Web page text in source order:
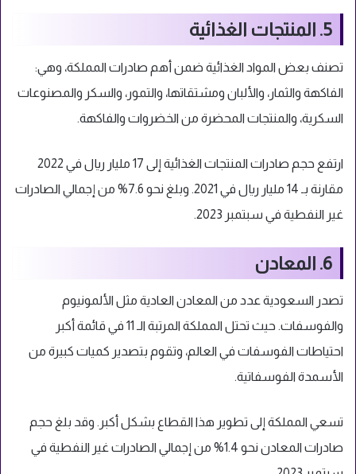
5. المنتجات الغذائية
تصنف بعض المواد الغذائية ضمن أهم صادرات المملكة، وهي:
الفاكهة والثمار، والألبان ومشتقاتها، والتمور، والسكر والمصنوعات
السكرية، والمنتجات المحضرة من الخضروات والفاكهة.
ارتفع حجم صادرات المنتجات الغذائية إلى 17 مليار ريال في 2022
مقارنة بـ 14 مليار ريال في 2021. وبلغ نحو 7.6% من إجمالي الصادرات
غير النفطية في سبتمبر 2023.
6. المعادن
تصدر السعودية عدد من المعادن العادية مثل الألمونيوم
والفوسفات. حيث تحتل المملكة المرتبة الـ 11 في قائمة أكبر
احتياطات الفوسفات في العالم، وتقوم بتصدير كميات كبيرة من
الأسمدة الفوسفاتية.
تسعي المملكة إلى تطوير هذا القطاع بشكل أكبر. وقد بلغ حجم
صادرات المعادن نحو 1.4% من إجمالي الصادرات غير النفطية في